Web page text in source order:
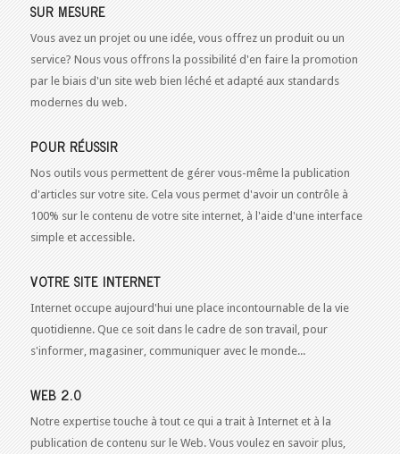
SUR MESURE
Vous avez un projet ou une idée, vous offrez un produit ou un
service? Nous vous offrons la possibilité d'en faire la promotion
par le biais d'un site web bien léché et adapté aux standards
modernes du web.
POUR RÉUSSIR
Nos outils vous permettent de gérer vous-même la publication
d'articles sur votre site. Cela vous permet d'avoir un contrôle à
100% sur le contenu de votre site internet, à l'aide d'une interface
simple et accessible.
VOTRE SITE INTERNET
Internet occupe aujourd'hui une place incontournable de la vie
quotidienne. Que ce soit dans le cadre de son travail, pour
s'informer, magasiner, communiquer avec le monde...
WEB 2.0
Notre expertise touche à tout ce qui a trait à Internet et à la
publication de contenu sur le Web. Vous voulez en savoir plus,